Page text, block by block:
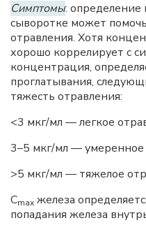
Симптомы:
сыворотке может
отравления. Хотя
хорошо коррелирует с
концентрация,
проглатывания,
тяжесть отравления:
<3 мкг/мл — легкое
3–5 мкг/мл — умеренное
>5 мкг/мл — тяжелое
Cmax железа
попадания железа